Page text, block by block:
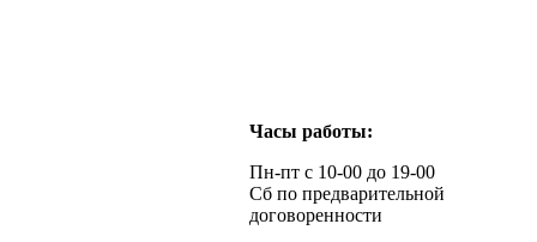
Часы работы:
Пн-пт с 10-00 до 19-00
Сб по предварительной
договоренности